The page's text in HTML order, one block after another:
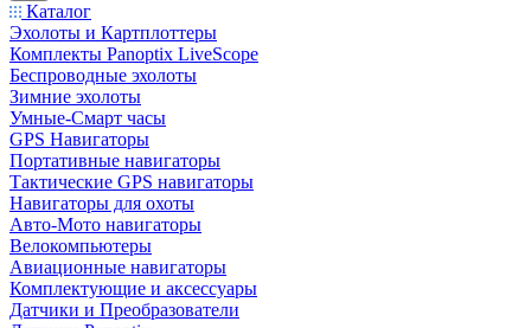
Каталог
Эхолоты и Картплоттеры
Комплекты Panoptix LiveScope
Беспроводные эхолоты
Зимние эхолоты
Умные-Смарт часы
GPS Навигаторы
Портативные навигаторы
Тактические GPS навигаторы
Навигаторы для охоты
Авто-Мото навигаторы
Велокомпьютеры
Авиационные навигаторы
Комплектующие и аксессуары
Датчики и Преобразователи